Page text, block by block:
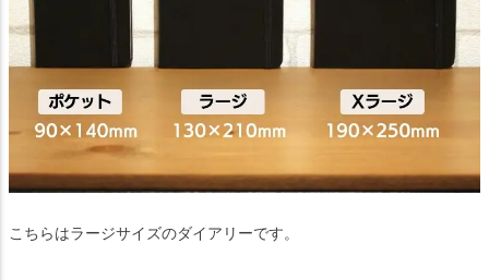
こちらはラージサイズのダイアリーです。